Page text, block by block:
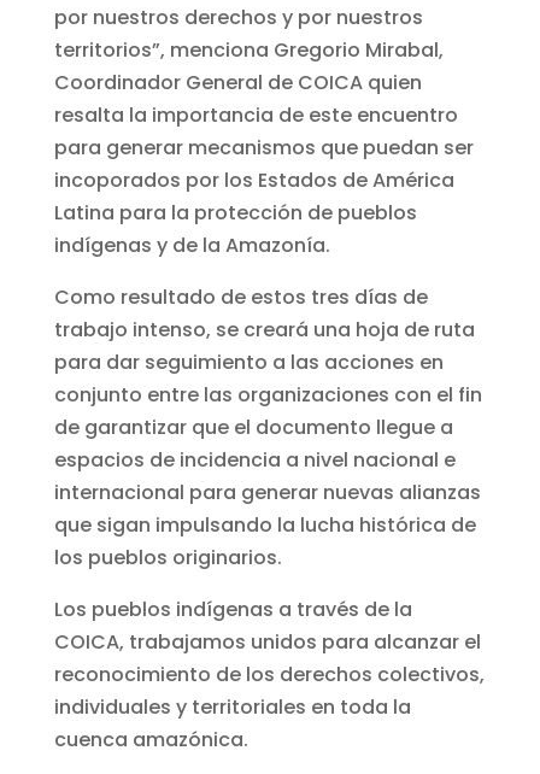
por nuestros derechos y por nuestros
territorios”, menciona Gregorio Mirabal,
Coordinador General de COICA quien
resalta la importancia de este encuentro
para generar mecanismos que puedan ser
incoporados por los Estados de América
Latina para la protección de pueblos
indígenas y de la Amazonía.
Como resultado de estos tres días de
trabajo intenso, se creará una hoja de ruta
para dar seguimiento a las acciones en
conjunto entre las organizaciones con el fin
de garantizar que el documento llegue a
espacios de incidencia a nivel nacional e
internacional para generar nuevas alianzas
que sigan impulsando la lucha histórica de
los pueblos originarios.
Los pueblos indígenas a través de la
COICA, trabajamos unidos para alcanzar el
reconocimiento de los derechos colectivos,
individuales y territoriales en toda la
cuenca amazónica.